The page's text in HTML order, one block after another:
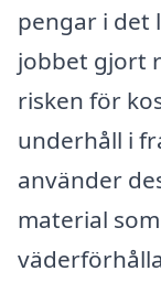
pengar i det
jobbet gjort
risken för
underhåll i
använder
material